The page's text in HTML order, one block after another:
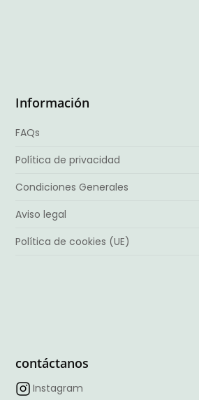
Información
FAQs
Política de privacidad
Condiciones Generales
Aviso legal
Política de cookies (UE)
contáctanos
Instagram